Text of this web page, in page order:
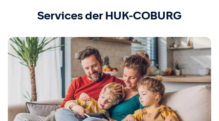
Services der HUK-COBURG